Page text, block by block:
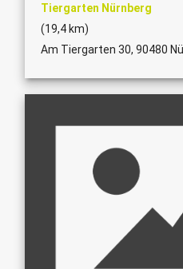
Tiergarten Nürnberg
(19,4 km)
Am Tiergarten 30, 90480